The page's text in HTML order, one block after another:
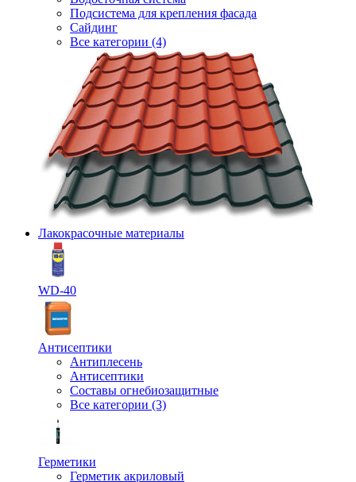
Подсистема для крепления фасада
Сайдинг
Все категории (4)
Лакокрасочные материалы
WD-40
Антисептики
Антиплесень
Антисептики
Составы огнебиозащитные
Все категории (3)
Герметики
Герметик акриловый